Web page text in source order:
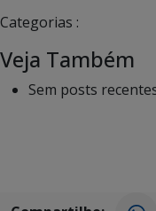
Categorias :
Veja Também
Sem posts